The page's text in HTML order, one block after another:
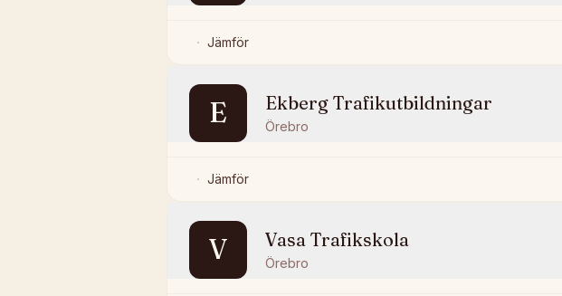
Jämför
E Ekberg Trafikutbildningar
Örebro
Jämför
V Vasa Trafikskola
Örebro